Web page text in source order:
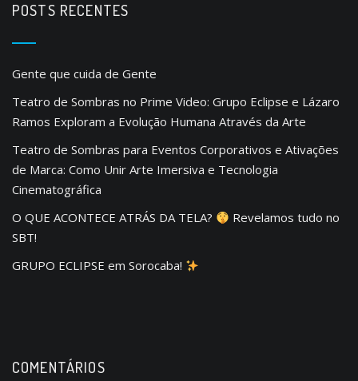
POSTS RECENTES
Gente que cuida de Gente
Teatro de Sombras no Prime Video: Grupo Eclipse e Lázaro
Ramos Exploram a Evolução Humana Através da Arte
Teatro de Sombras para Eventos Corporativos e Ativações
de Marca: Como Unir Arte Imersiva e Tecnologia
Cinematográfica
O QUE ACONTECE ATRÁS DA TELA?
Revelamos tudo no
SBT!
GRUPO ECLIPSE em Sorocaba!
COMENTÁRIOS